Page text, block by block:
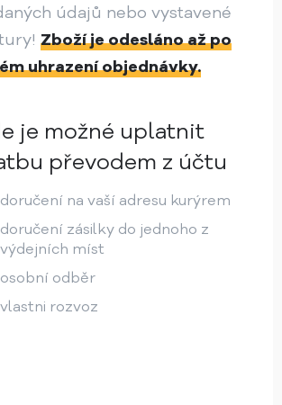
údajů nebo vystavené
Zboží je odesláno až po
uhrazení objednávky.
je možné uplatnit
převodem z účtu
doručení na vaší adresu kurýrem
doručení zásilky do jednoho z
výdejních míst
osobní odběr
vlastni rozvoz